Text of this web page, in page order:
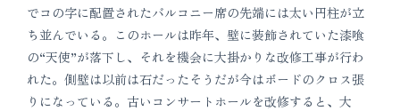
でコの字に配置されたバルコニー席の先端には太い円柱が立
ち並んでいる。このホールは昨年、壁に装飾されていた漆喰
の“天使”が落下し、それを機会に大掛かりな改修工事が行わ
れた。側壁は以前は石だったそうだが今はボードのクロス張
りになっている。古いコンサートホールを改修すると、大